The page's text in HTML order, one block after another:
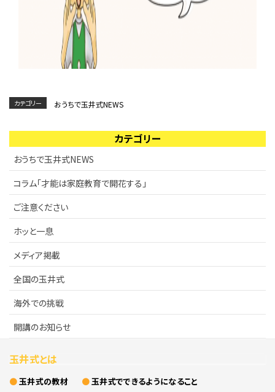
カテゴリー おうちで玉井式NEWS
カテゴリー
おうちで玉井式NEWS
コラム「才能は家庭教育で開花する」
ご注意ください
ホッと一息
メディア掲載
全国の玉井式
海外での挑戦
開講のお知らせ
玉井式とは
玉井式の教材
玉井式でできるようになること